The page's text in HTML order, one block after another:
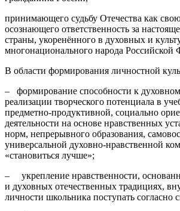
принимающего судьбу Отечества как
осознающего ответственность за
страны, укоренённого в духовных и
многонационального народа Российской
В области формирования личностной
– формирование способности к
реализации творческого потенциала в
предметно-продуктивной, социально
деятельности на основе нравственных
норм, непрерывного образования,
универсальной духовно-нравственной
«становиться лучше»;
– укрепление нравственности,
и духовных отечественных традициях,
личности школьника поступать согласно